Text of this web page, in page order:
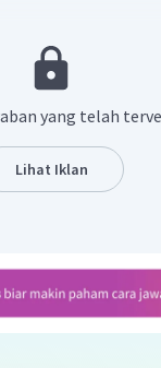
.
yang telah
Lihat Iklan